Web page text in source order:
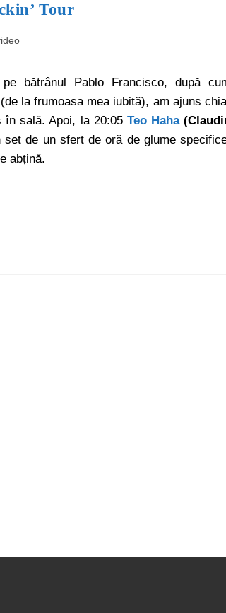
Tour
bătrânul Pablo Francisco, după
la frumoasa mea iubită), am ajuns
în sală. Apoi, la 20:05 Teo Haha
de un sfert de oră de glume
abțină.